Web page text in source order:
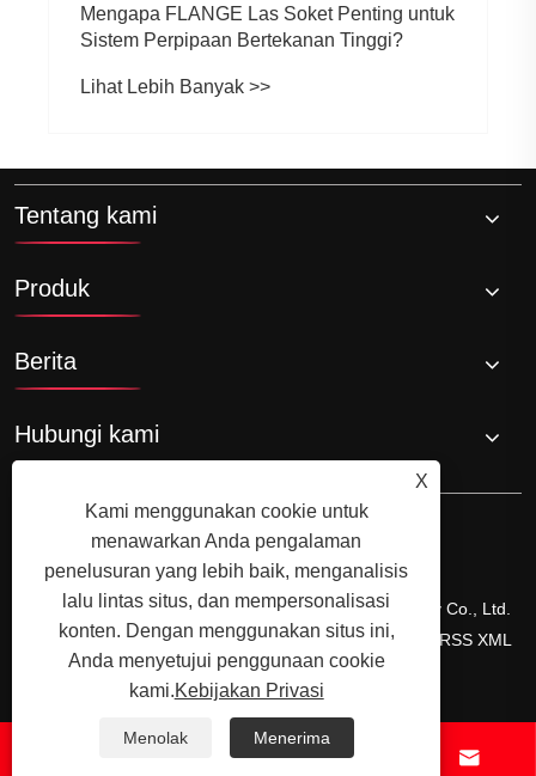
Tentang kami
Produk
Berita
Hubungi kami
Hak Cipta © 2024 Zhejiang Shuangneng Steel Industry Co., Ltd.
Semua hak dilindungi undang -undang.Links Sitemap RSS XML
Kebijakan Privasi
 
X
Kami menggunakan cookie untuk
menawarkan Anda pengalaman
penelusuran yang lebih baik, menganalisis
lalu lintas situs, dan mempersonalisasi
konten. Dengan menggunakan situs ini,
Anda menyetujui penggunaan cookie
kami.Kebijakan Privasi
Menolak Menerima